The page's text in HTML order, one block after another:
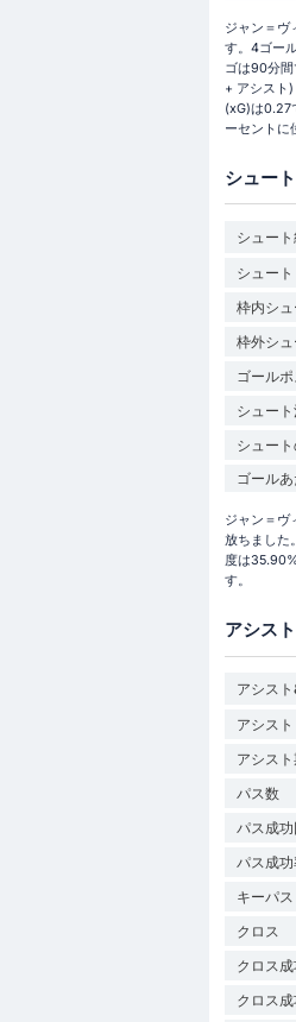
ジャン＝ヴ
す。4ゴー
ゴは90分
+ アシスト
(xG)は0.27
ーセントに
シュート
シュー
シュート
枠内シ
枠外シ
ゴール
シュー
シュー
ゴール
ジャン＝ヴ
放ちました
度は
す。
アシス
アシス
アシスト
アシス
パス数
パス成
パス成
キーパス
クロス
クロス
クロス